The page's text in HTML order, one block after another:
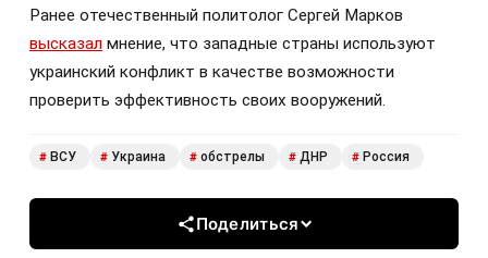
Ранее отечественный политолог Сергей Марков
высказал мнение, что западные страны используют
украинский конфликт в качестве возможности
проверить эффективность своих вооружений.
# ВСУ # Украина # обстрелы # ДНР # Россия
Поделиться